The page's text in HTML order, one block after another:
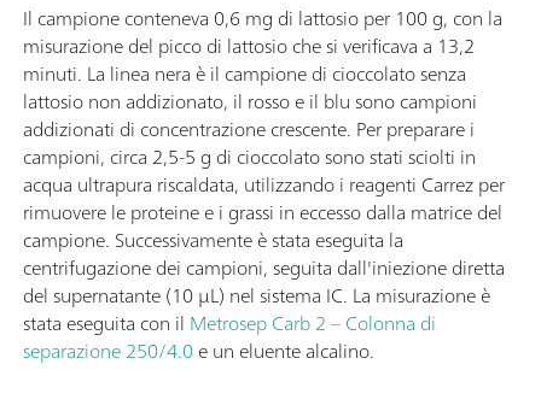
Il campione conteneva 0,6 mg di lattosio per 100 g, con la
misurazione del picco di lattosio che si verificava a 13,2
minuti. La linea nera è il campione di cioccolato senza
lattosio non addizionato, il rosso e il blu sono campioni
addizionati di concentrazione crescente. Per preparare i
campioni, circa 2,5-5 g di cioccolato sono stati sciolti in
acqua ultrapura riscaldata, utilizzando i reagenti Carrez per
rimuovere le proteine e i grassi in eccesso dalla matrice del
campione. Successivamente è stata eseguita la
centrifugazione dei campioni, seguita dall'iniezione diretta
del supernatante (10 µL) nel sistema IC. La misurazione è
stata eseguita con il Metrosep Carb 2 – Colonna di
separazione 250/4.0e un eluente alcalino.